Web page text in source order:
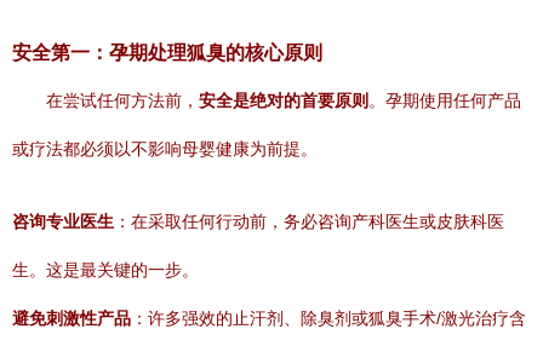
安全第一：孕期处理狐臭的核心原则
在尝试任何方法前， 安全是绝对的首要原则 。孕期使用任何产品
或疗法都必须以不影响母婴健康为前提。
咨询专业医生 ：在采取任何行动前，务必咨询产科医生或皮肤科医
生。这是最关键的一步。
避免刺激性产品 ：许多强效的止汗剂、除臭剂或狐臭手术/激光治疗含